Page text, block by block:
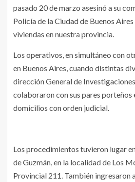
pasado 20 de marzo asesinó a su
Policía de la Ciudad de Buenos
viviendas en nuestra provincia.
Los operativos, en simultáneo con
en Buenos Aires, cuando distintas
dirección General de
colaboraron con sus pares porteños
domicilios con orden judicial.
Los procedimientos tuvieron lugar
de Guzmán, en la localidad de Los
Provincial 211. También ingresaron